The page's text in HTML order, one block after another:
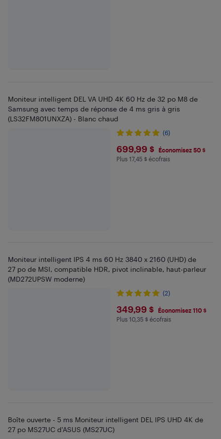
Moniteur intelligent DEL VA UHD 4K 60 Hz de 32 po M8 de
Samsung avec temps de réponse de 4 ms gris à gris
(LS32FM801UNXZA) - Blanc chaud
(6)
$699.99
699,99 $ Économisez 50 $
Plus 17.45 $ en écofrais
Plus 17,45 $ écofrais
Moniteur intelligent IPS 4 ms 60 Hz 3840 x 2160 (UHD) de
27 po de MSI, compatible HDR, pivot inclinable, haut-parleur
(MD272UPSW moderne)
(2)
$349.99
349,99 $ Économisez 110 $
Plus 10.35 $ en écofrais
Plus 10,35 $ écofrais
Boîte ouverte - 5 ms Moniteur intelligent DEL IPS UHD 4K de
27 po MS27UC d'ASUS (MS27UC)